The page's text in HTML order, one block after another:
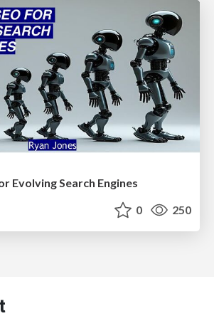
Evolving Search Engines
0 250